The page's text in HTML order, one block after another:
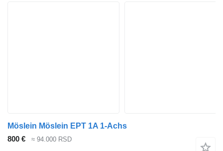
Möslein Möslein EPT 1A 1-Achs
800 €
≈ 94.000 RSD